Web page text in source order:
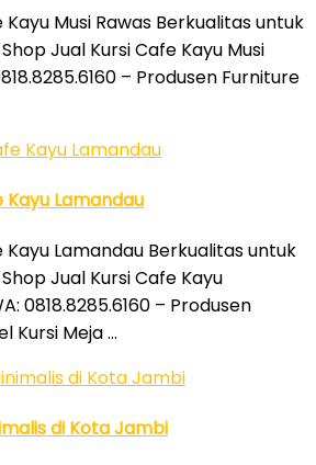
Kayu Musi Rawas Berkualitas untuk
Jual Kursi Cafe Kayu Musi
– Produsen Furniture
Kayu Lamandau
Kayu Lamandau Berkualitas untuk
Jual Kursi Cafe Kayu
0818.8285.6160 – Produsen
Kursi Meja …
di Kota Jambi